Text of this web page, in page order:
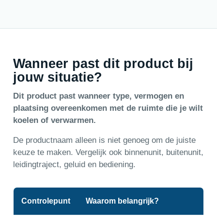
Wanneer past dit product bij
jouw situatie?
Dit product past wanneer type, vermogen en
plaatsing overeenkomen met de ruimte die je wilt
koelen of verwarmen.
De productnaam alleen is niet genoeg om de juiste
keuze te maken. Vergelijk ook binnenunit, buitenunit,
leidingtraject, geluid en bediening.
Controlepunt Waarom belangrijk?